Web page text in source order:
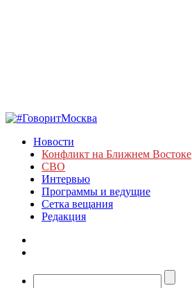
Новости
Конфликт на Ближнем Востоке
СВО
Интервью
Программы и ведущие
Сетка вещания
Редакция